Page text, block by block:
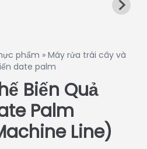
phẩm » Máy rửa trái cây và
date palm
Biến Quả
Palm
Line)